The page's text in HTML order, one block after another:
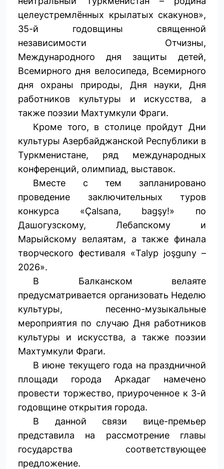
целеустремлённых крылатых скакунов»,
35-й годовщины священной
независимости Отчизны,
Международного дня защиты детей,
Всемирного дня велосипеда, Всемирного
дня охраны природы, Дня науки, Дня
работников культуры и искусства, а
также поэзии Махтумкули Фраги.
Кроме того, в столице пройдут Дни
культуры Азербайджанской Республики в
Туркменистане, ряд международных
конференций, олимпиад, выставок.
Вместе с тем запланировано
проведение заключительных туров
конкурса «Çalsana, bagşy!» по
Дашогузскому, Лебапскому и
Марыйскому велаятам, а также финала
творческого фестиваля «Talyp joşguny –
2026».
В Балканском велаяте
предусматривается организовать Неделю
культуры, песенно-музыкальные
мероприятия по случаю Дня работников
культуры и искусства, а также поэзии
Махтумкули Фраги.
В июне текущего года на праздничной
площади города Аркадаг намечено
провести торжество, приуроченное к 3-й
годовщине открытия города.
В данной связи вице-премьер
представила на рассмотрение главы
государства соответствующее
предложение.